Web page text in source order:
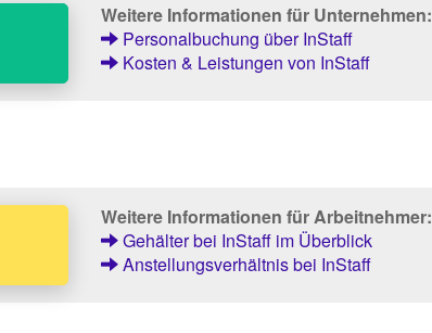
Weitere Informationen für Unternehmen:
Personalbuchung über InStaff
Kosten & Leistungen von InStaff
Weitere Informationen für Arbeitnehmer:
Gehälter bei InStaff im Überblick
Anstellungsverhältnis bei InStaff